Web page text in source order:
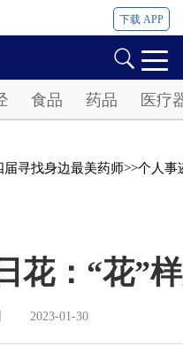
下载 APP
食品 药品 医疗
届寻找身边最美药师>>个人事
花：“花”
2023-01-30